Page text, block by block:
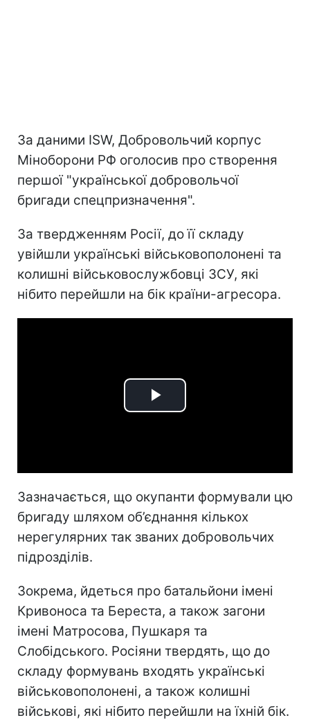
За даними ISW, Добровольчий корпус
Міноборони РФ оголосив про створення
першої "української добровольчої
бригади спецпризначення".
За твердженням Росії, до її складу
увійшли українські військовополонені та
колишні військовослужбовці ЗСУ, які
нібито перейшли на бік країни-агресора.
Play
Зазначається, що окупанти формували цю
бригаду шляхом об’єднання кількох
нерегулярних так званих добровольчих
підрозділів.
Зокрема, йдеться про батальйони імені
Кривоноса та Береста, а також загони
імені Матросова, Пушкаря та
Слобідського. Росіяни твердять, що до
складу формувань входять українські
військовополонені, а також колишні
військові, які нібито перейшли на їхній бік.